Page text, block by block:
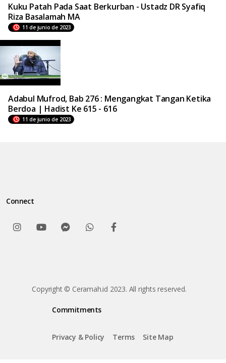
Kuku Patah Pada Saat Berkurban - Ustadz DR Syafiq
Riza Basalamah MA
11 de junio de 2023
Adabul Mufrod, Bab 276 : Mengangkat Tangan Ketika
Berdoa | Hadist Ke 615 - 616
11 de junio de 2023
Connect
Copyright © Ceramah.id 2023. All rights reserved.
Commitments
Privacy & Policy Terms Site Map